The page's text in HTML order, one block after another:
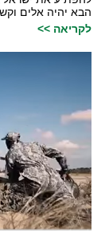
הבא יהיה אלים
לקריאה >>